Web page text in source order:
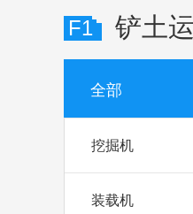
F1 铲土
全部
挖掘机
装载机